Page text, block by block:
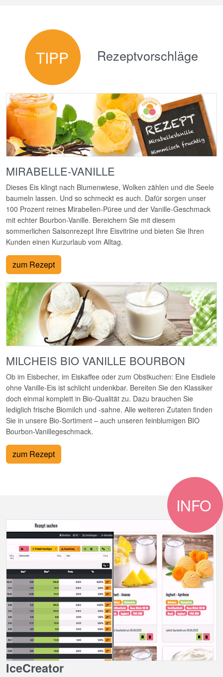
TIPP Rezeptvorschläge
MIRABELLE-VANILLE
Dieses Eis klingt nach Blumenwiese, Wolken zählen und die Seele
baumeln lassen. Und so schmeckt es auch. Dafür sorgen unser
100 Prozent reines Mirabellen-Püree und der Vanille-Geschmack
mit echter Bourbon-Vanille. Bereichern Sie mit diesem
sommerlichen Saisonrezept Ihre Eisvitrine und bieten Sie Ihren
Kunden einen Kurzurlaub vom Alltag.
zum Rezept
MILCHEIS BIO VANILLE BOURBON
Ob im Eisbecher, im Eiskaffee oder zum Obstkuchen: Eine Eisdiele
ohne Vanille-Eis ist schlicht undenkbar. Bereiten Sie den Klassiker
doch einmal komplett in Bio-Qualität zu. Dazu brauchen Sie
lediglich frische Biomilch und -sahne. Alle weiteren Zutaten finden
Sie in unsere Bio-Sortiment – auch unseren feinblumigen BIO
Bourbon-Vanillegeschmack.
zum Rezept
INFO
IceCreator